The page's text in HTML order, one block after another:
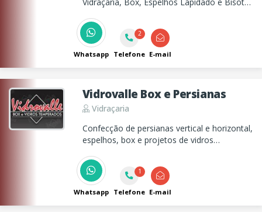
Vidraçaria, Box, Espelhos Lapidado e Bisotê,
em alumínio e envidraçamento de sacada.
Whatsapp
2
Telefone E-mail
Vidrovalle Box e Persianas
Vidraçaria
Confecção de persianas vertical e horizontal,
espelhos, box e projetos de vidros
sanfonadas em Taubaté!
Whatsapp
1
Telefone E-mail